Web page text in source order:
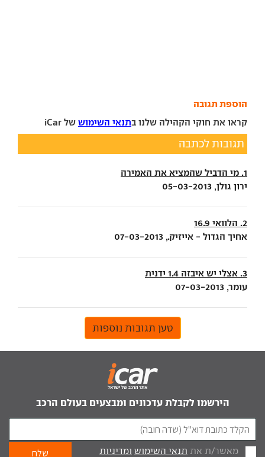
הוספת תגובה
קראו את חוקי הקהילה שלנו בתנאי השימוש של iCar
תגובות לכתבה
1. מי הדביל שהמציא את האמירה
ירון גולן, 05-03-2013
2. הלוואי 16.9
אחיך הגדול - אייזיק., 07-03-2013
3. אצלי יש איבזה 1.4 ידנית
עומר, 07-03-2013
טען תגובות נוספות
הירשמו לקבלת עדכונים ומבצעים בעולם הרכב
מאשר/ת את תנאי השימוש ומדיניות